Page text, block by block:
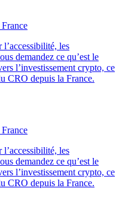
les
demandez ce qu’est le
l’investissement crypto, ce
CRO depuis la France.
les
demandez ce qu’est le
l’investissement crypto, ce
CRO depuis la France.